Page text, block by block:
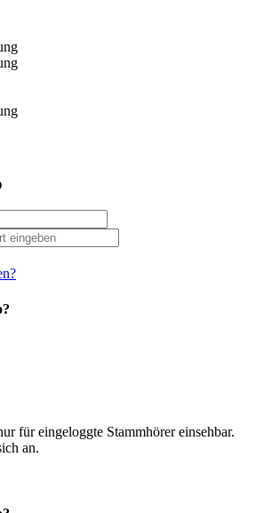
für eingeloggte Stammhörer einsehbar.
an.